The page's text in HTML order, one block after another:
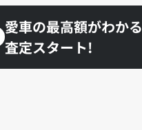
愛車の最高額がわかる
査定スタート!